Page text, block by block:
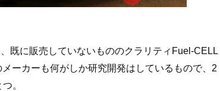
既に販売していないもののクラリティFuel-CELL
ーカーも何がしか研究開発はしているもので、2
。